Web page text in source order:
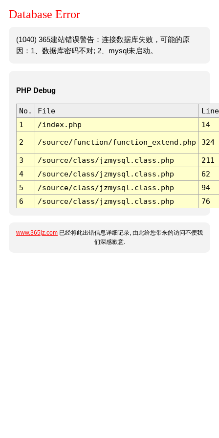
Database Error
(1040) 365建站错误警告：连接数据库失败，可能的原
因：1、数据库密码不对; 2、mysql未启动。
PHP Debug
No. File
Line
1
/index.php 14
2 /source/function/function_extend.php 324
3 /source/class/jzmysql.class.php
211
4
/source/class/jzmysql.class.php
62
5
/source/class/jzmysql.class.php
94
6
/source/class/jzmysql.class.php 76
www.365jz.com 已经将此出错信息详细记录, 由此给您带来的访问不便我
们深感歉意.